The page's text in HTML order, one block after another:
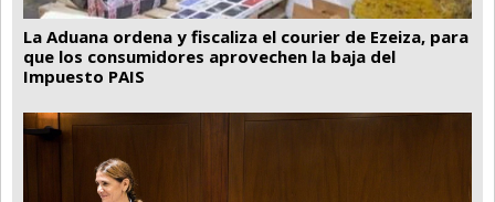
La Aduana ordena y fiscaliza el courier de Ezeiza, para
que los consumidores aprovechen la baja del
Impuesto PAIS